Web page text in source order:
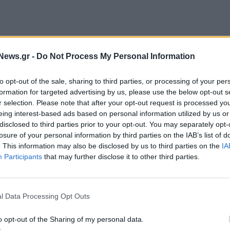
- Do Not Process My Personal Information
opt-out of the sale, sharing to third parties, or processing of your
for targeted advertising by us, please use the below opt-out
selection. Please note that after your opt-out request is processed
interest-based ads based on personal information utilized by us
to third parties prior to your opt-out. You may separately
of your personal information by third parties on the IAB’s list of
This information may also be disclosed by us to third parties on the
Participants that may further disclose it to other third parties.
Data Processing Opt Outs
opt-out of the Sharing of my personal data.
από την ΑΑΔΕ, η συντριπτική πλειονότητα
ολοκληρώνοντας την διασύνδεση, είτε έχοντας
από το αρμόδιο υπουργείο, περισσότερες
τη διασύνδεση των ταμειακών μηχανών
(110.000) έως το τέλος Απριλίου, κάνοντας τη
της ΑΑΔΕ.
κάνει τίποτε από τα παραπάνω και για τον
project, δηλαδή αυτό της διασύνδεσης οι
τους υπολογισμούς ο αριθμός των επιχειρήσεων